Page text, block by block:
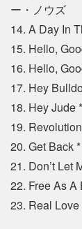
ー・ノウズ
14. A Day In
15. Hello,
16. Hello,
17. Hey
18. Hey
19.
20. Get
21. Don’t
22. Free As
23. Real